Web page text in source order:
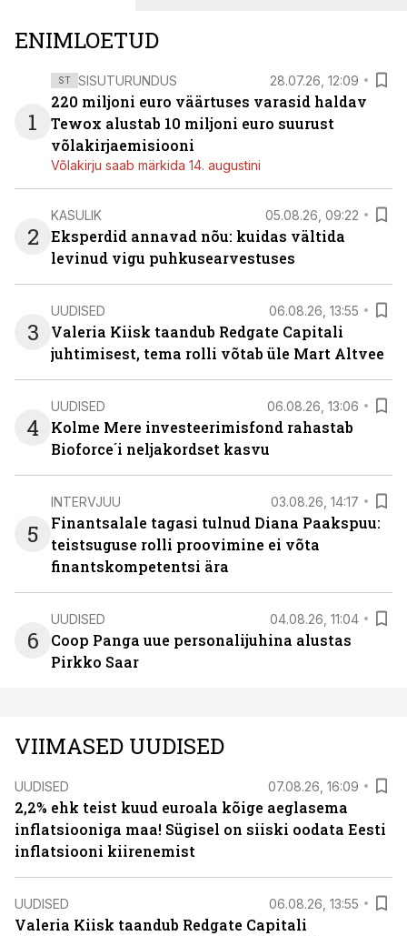
ENIMLOETUD
1
ST SISUTURUNDUS 28.07.26, 12:09
220 miljoni euro väärtuses varasid haldav
Tewox alustab 10 miljoni euro suurust
võlakirjaemisiooni
Võlakirju saab märkida 14. augustini
2
KASULIK 05.08.26, 09:22
Eksperdid annavad nõu: kuidas vältida
levinud vigu puhkusearvestuses
3
UUDISED 06.08.26, 13:55
Valeria Kiisk taandub Redgate Capitali
juhtimisest, tema rolli võtab üle Mart Altvee
4
UUDISED 06.08.26, 13:06
Kolme Mere investeerimisfond rahastab
Bioforce´i neljakordset kasvu
5
INTERVJUU 03.08.26, 14:17
Finantsalale tagasi tulnud Diana Paakspuu:
teistsuguse rolli proovimine ei võta
finantskompetentsi ära
6
UUDISED 04.08.26, 11:04
Coop Panga uue personalijuhina alustas
Pirkko Saar
VIIMASED UUDISED
UUDISED 07.08.26, 16:09
2,2% ehk teist kuud euroala kõige aeglasema
inflatsiooniga maa! Sügisel on siiski oodata Eesti
inflatsiooni kiirenemist
UUDISED 06.08.26, 13:55
Valeria Kiisk taandub Redgate Capitali